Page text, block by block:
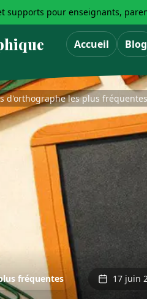
supports pour enseignants,
Accueil Blog
d'orthographe les plus fréquentes
fréquentes 17 juin